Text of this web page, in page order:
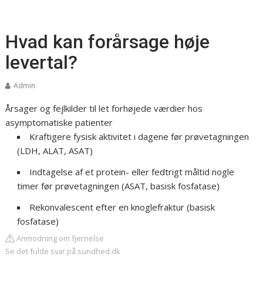
Hvad kan forårsage høje
levertal?
Admin
Årsager og fejlkilder til let forhøjede værdier hos
asymptomatiske patienter
Kraftigere fysisk aktivitet i dagene før prøvetagningen
(LDH, ALAT, ASAT)
Indtagelse af et protein- eller fedtrigt måltid nogle
timer før prøvetagningen (ASAT, basisk fosfatase)
Rekonvalescent efter en knoglefraktur (basisk
fosfatase)
Anmodning om fjernelse
Se det fulde svar på sundhed.dk